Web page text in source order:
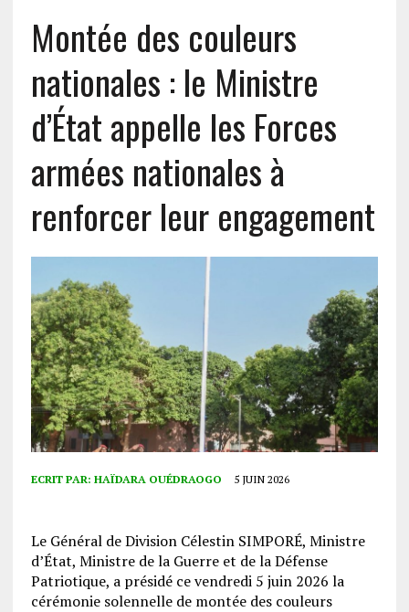
Montée des couleurs
nationales : le Ministre
d’État appelle les Forces
armées nationales à
renforcer leur engagement
ECRIT PAR: HAÏDARA OUÉDRAOGO 5 JUIN 2026
Le Général de Division Célestin SIMPORÉ, Ministre
d’État, Ministre de la Guerre et de la Défense
Patriotique, a présidé ce vendredi 5 juin 2026 la
cérémonie solennelle de montée des couleurs